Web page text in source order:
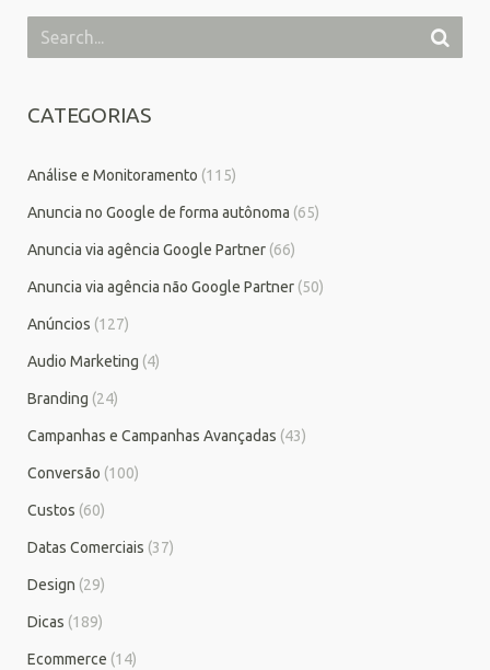
CATEGORIAS
Análise e Monitoramento (115)
Anuncia no Google de forma autônoma (65)
Anuncia via agência Google Partner (66)
Anuncia via agência não Google Partner (50)
Anúncios (127)
Audio Marketing (4)
Branding (24)
Campanhas e Campanhas Avançadas (43)
Conversão (100)
Custos (60)
Datas Comerciais (37)
Design (29)
Dicas (189)
Ecommerce (14)